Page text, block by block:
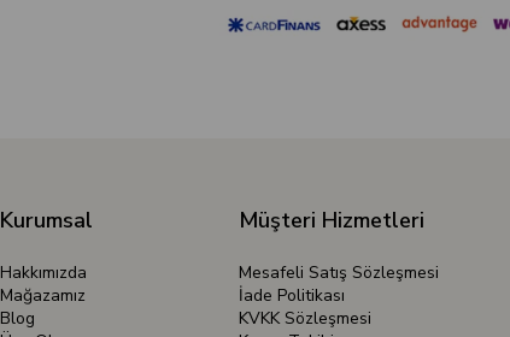
Kurumsal
Hakkımızda
Mağazamız
Blog
Müşteri Hizmetleri
Mesafeli Satış Sözleşmesi
İade Politikası
KVKK Sözleşmesi